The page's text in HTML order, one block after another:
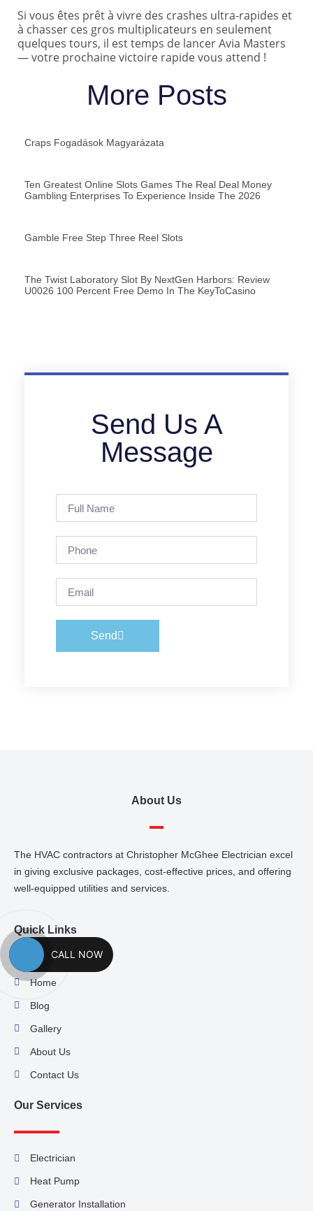
Si vous êtes prêt à vivre des crashes ultra-rapides et
à chasser ces gros multiplicateurs en seulement
quelques tours, il est temps de lancer Avia Masters
— votre prochaine victoire rapide vous attend !
More Posts
Craps Fogadások Magyarázata
Ten Greatest Online Slots Games The Real Deal Money
Gambling Enterprises To Experience Inside The 2026
Gamble Free Step Three Reel Slots
The Twist Laboratory Slot By NextGen Harbors: Review
U0026 100 Percent Free Demo In The KeyToCasino
Send Us A
Message
Send
About Us
The HVAC contractors at Christopher McGhee Electrician excel
in giving exclusive packages, cost-effective prices, and offering
well-equipped utilities and services.
Quick Links
Home
Blog
Gallery
About Us
Contact Us
Our Services
Electrician
Heat Pump
Generator Installation
CALL NOW